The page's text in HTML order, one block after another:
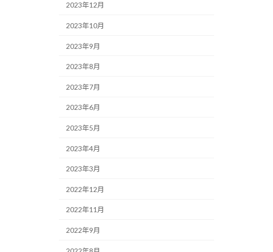
2023年12月
2023年10月
2023年9月
2023年8月
2023年7月
2023年6月
2023年5月
2023年4月
2023年3月
2022年12月
2022年11月
2022年9月